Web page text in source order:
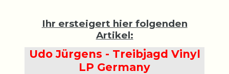
Ihr ersteigert hier folgenden
Artikel:
Udo Jürgens - Treibjagd Vinyl
LP Germany